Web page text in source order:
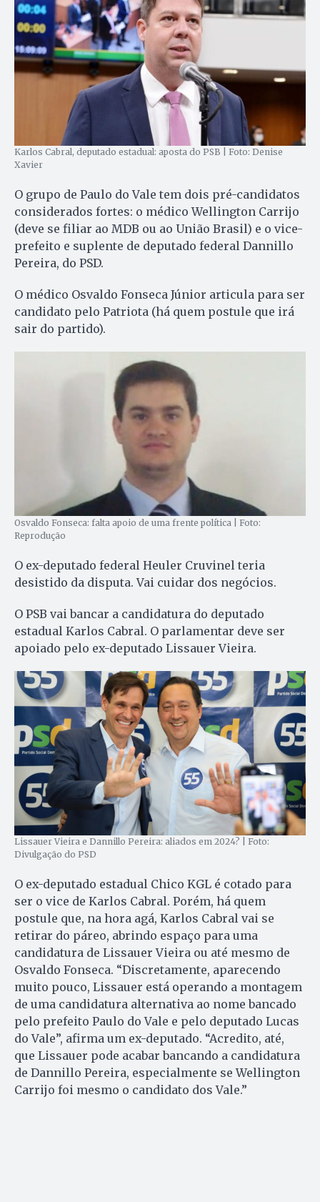
Karlos Cabral, deputado estadual: aposta do PSB | Foto: Denise
Xavier
O grupo de Paulo do Vale tem dois pré-candidatos
considerados fortes: o médico Wellington Carrijo
(deve se filiar ao MDB ou ao União Brasil) e o vice-
prefeito e suplente de deputado federal Dannillo
Pereira, do PSD.
O médico Osvaldo Fonseca Júnior articula para ser
candidato pelo Patriota (há quem postule que irá
sair do partido).
Osvaldo Fonseca: falta apoio de uma frente política | Foto:
Reprodução
O ex-deputado federal Heuler Cruvinel teria
desistido da disputa. Vai cuidar dos negócios.
O PSB vai bancar a candidatura do deputado
estadual Karlos Cabral. O parlamentar deve ser
apoiado pelo ex-deputado Lissauer Vieira.
Lissauer Vieira e Dannillo Pereira: aliados em 2024? | Foto:
Divulgação do PSD
O ex-deputado estadual Chico KGL é cotado para
ser o vice de Karlos Cabral. Porém, há quem
postule que, na hora agá, Karlos Cabral vai se
retirar do páreo, abrindo espaço para uma
candidatura de Lissauer Vieira ou até mesmo de
Osvaldo Fonseca. “Discretamente, aparecendo
muito pouco, Lissauer está operando a montagem
de uma candidatura alternativa ao nome bancado
pelo prefeito Paulo do Vale e pelo deputado Lucas
do Vale”, afirma um ex-deputado. “Acredito, até,
que Lissauer pode acabar bancando a candidatura
de Dannillo Pereira, especialmente se Wellington
Carrijo foi mesmo o candidato dos Vale.”